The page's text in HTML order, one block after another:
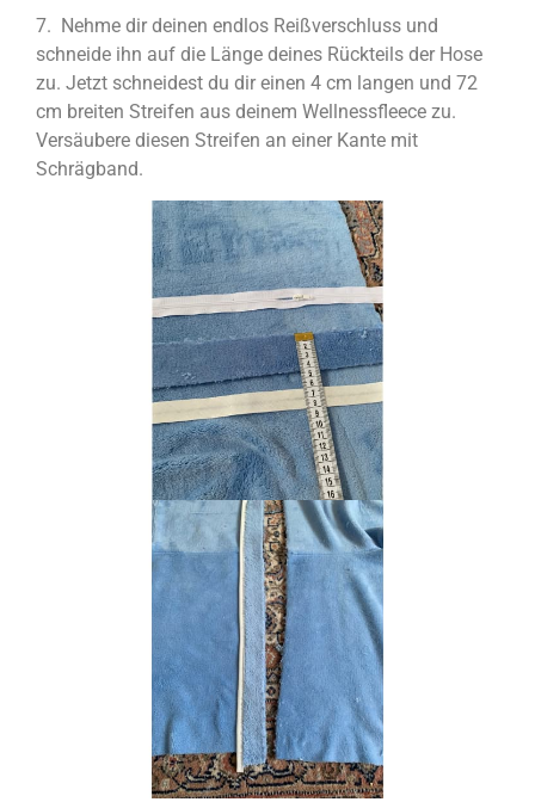
7. Nehme dir deinen endlos Reißverschluss und
schneide ihn auf die Länge deines Rückteils der Hose
zu. Jetzt schneidest du dir einen 4 cm langen und 72
cm breiten Streifen aus deinem Wellnessfleece zu.
Versäubere diesen Streifen an einer Kante mit
Schrägband.